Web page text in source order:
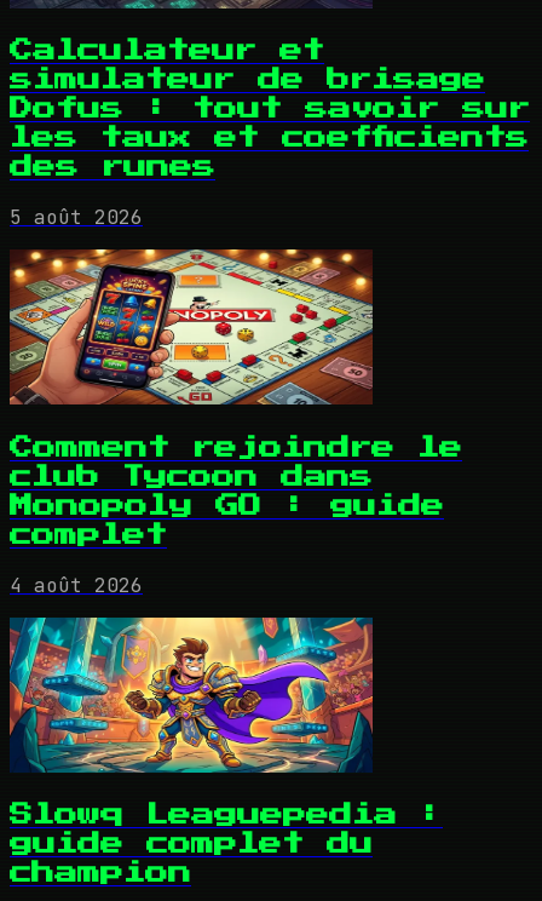
Calculateur et
simulateur de brisage
Dofus : tout savoir sur
les taux et coefficients
des runes
5 août 2026
Comment rejoindre le
club Tycoon dans
Monopoly GO : guide
complet
4 août 2026
Slowq Leaguepedia :
guide complet du
champion